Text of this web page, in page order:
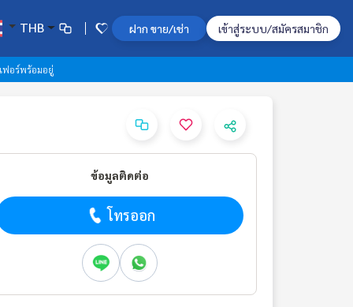
THB ฝาก ขาย/เช่า เข้าสู่ระบบ/สมัครสมาชิก
ฟอร์พร้อมอยู่
ข้อมูลติดต่อ
โทรออก